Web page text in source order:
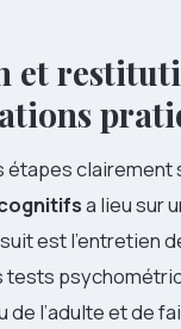
et
étapes
a lieu sur
est l’entretien
de l’adulte et de